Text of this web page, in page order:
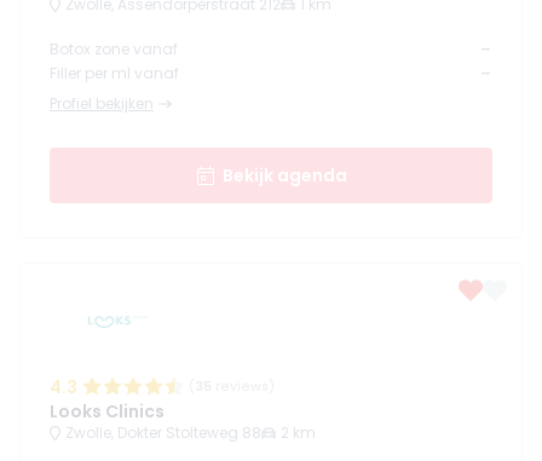
Zwolle, Assendorperstraat 212 1 km
Botox zone vanaf -
Filler per ml vanaf -
Profiel bekijken
Bekijk agenda
4.3
Looks Clinics
Zwolle, Dokter Stolteweg 88 2 km